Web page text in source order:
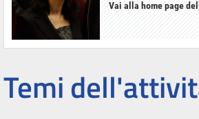
Vai alla home page
Temi